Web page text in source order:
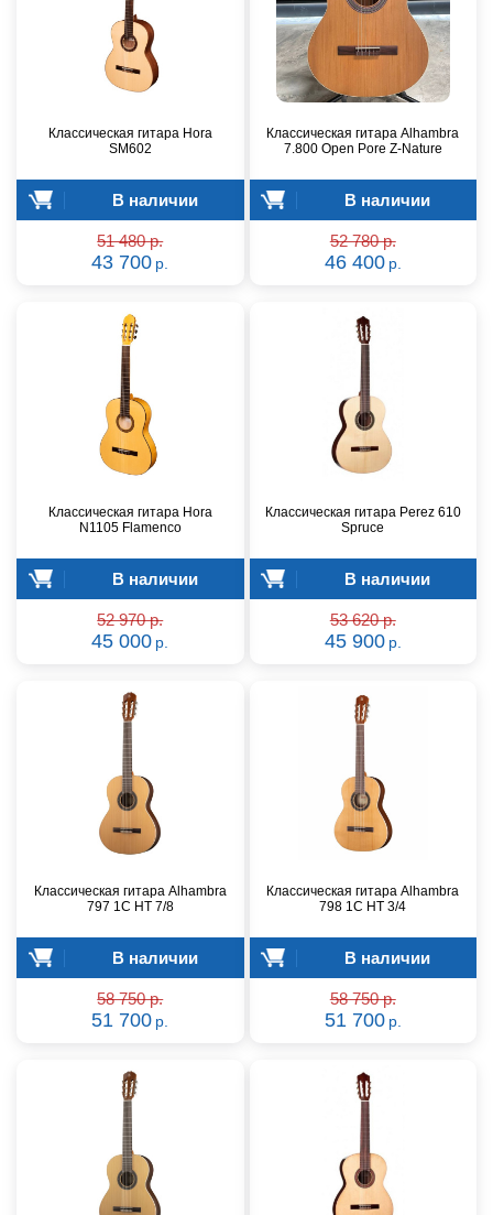
Классическая гитара Hora
SM602
В наличии
51 480 р.
43 700 р.
Классическая гитара Alhambra
7.800 Open Pore Z-Nature
В наличии
52 780 р.
46 400 р.
Классическая гитара Hora
N1105 Flamenco
В наличии
52 970 р.
45 000 р.
Классическая гитара Perez 610
Spruce
В наличии
53 620 р.
45 900 р.
Классическая гитара Alhambra
797 1C HT 7/8
В наличии
58 750 р.
51 700 р.
Классическая гитара Alhambra
798 1C HT 3/4
В наличии
58 750 р.
51 700 р.